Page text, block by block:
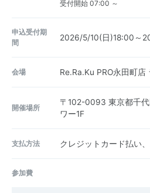
受付開始 07:00 ～
申込受付期
間
2026/5/10(日)18:00～
会場 Re.Ra.Ku PRO永田町店
開催場所
〒102-0093 東京都千
ワー1F
支払方法 クレジットカード払い
参加費